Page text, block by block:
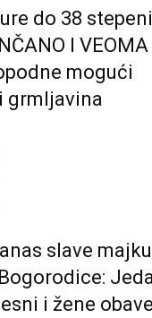
do 38
I VEOMA
mogući
grmljavina
slave majku
i žene